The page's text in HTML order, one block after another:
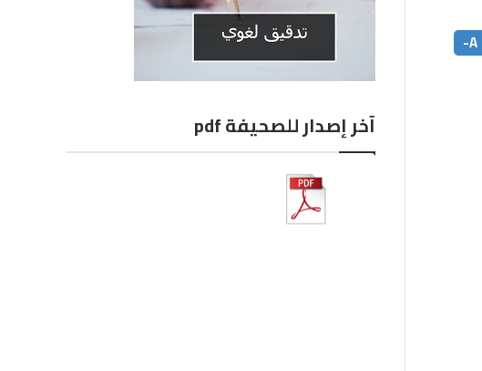
A-
آخر إصدار للصحيفة pdf